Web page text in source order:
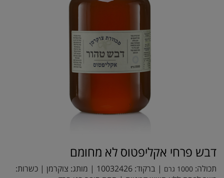
דבש פרחי אקליפטוס לא מחומם
תכולה: 1000 גרם | ברקוד: 10032426 | מותג: צוקרמן | כשרות: